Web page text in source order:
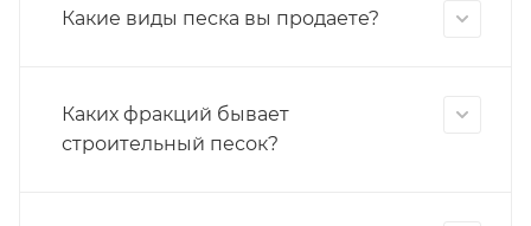
Какие виды песка вы продаете?
Каких фракций бывает
строительный песок?